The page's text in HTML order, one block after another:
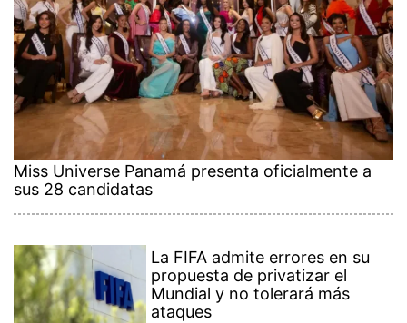
Miss Universe Panamá presenta oficialmente a
sus 28 candidatas
La FIFA admite errores en su
propuesta de privatizar el
Mundial y no tolerará más
ataques